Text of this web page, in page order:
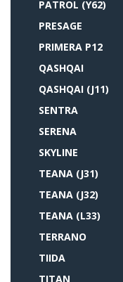
PATROL (Y62)
PRESAGE
PRIMERA P12
QASHQAI
QASHQAI (J11)
SENTRA
SERENA
SKYLINE
TEANA (J31)
TEANA (J32)
TEANA (L33)
TERRANO
TIIDA
TITAN